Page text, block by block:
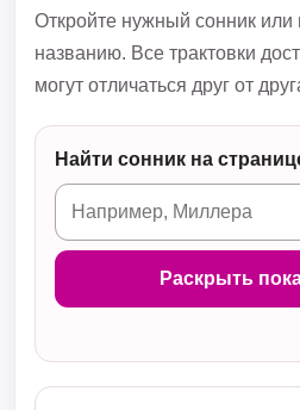
Откройте нужный сонник или
названию. Все трактовки
могут отличаться друг от
Найти сонник на
Раскрыть